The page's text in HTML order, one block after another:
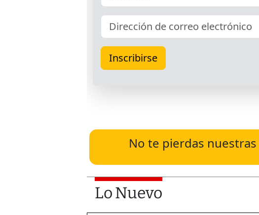
No te pierdas
Lo Nuevo